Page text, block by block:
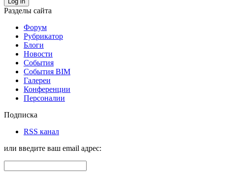
Разделы сайта
Форум
Рубрикатор
Блоги
Новости
События
События BIM
Галереи
Конференции
Персоналии
Подписка
RSS канал
или введите ваш email адрес: